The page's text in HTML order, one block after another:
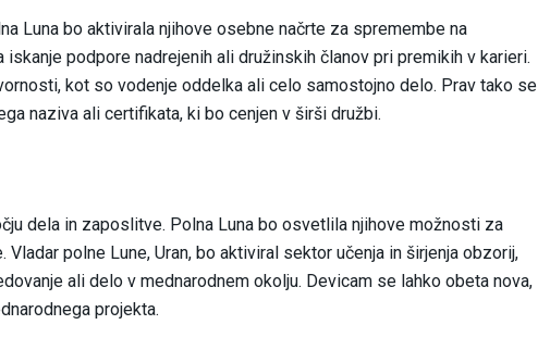
Luna bo aktivirala njihove osebne načrte za spremembe na
podpore nadrejenih ali družinskih članov pri premikih v karieri.
kot so vodenje oddelka ali celo samostojno delo. Prav tako se
naziva ali certifikata, ki bo cenjen v širši družbi.
dela in zaposlitve. Polna Luna bo osvetlila njihove možnosti za
polne Lune, Uran, bo aktiviral sektor učenja in širjenja obzorij,
ali delo v mednarodnem okolju. Devicam se lahko obeta nova,
projekta.